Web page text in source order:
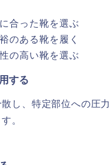
合った靴を選ぶ
のある靴を履く
の高い靴を選ぶ
する
し、特定部位への圧
。